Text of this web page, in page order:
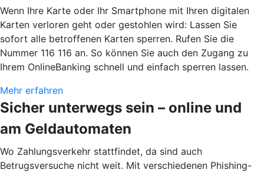
Wenn Ihre Karte oder Ihr Smartphone mit Ihren digitalen
Karten verloren geht oder gestohlen wird: Lassen Sie
sofort alle betroffenen Karten sperren. Rufen Sie die
Nummer 116 116 an. So können Sie auch den Zugang zu
Ihrem OnlineBanking schnell und einfach sperren lassen.
Mehr erfahren
Sicher unterwegs sein – online und
am Geldautomaten
Wo Zahlungsverkehr stattfindet, da sind auch
Betrugsversuche nicht weit. Mit verschiedenen Phishing-